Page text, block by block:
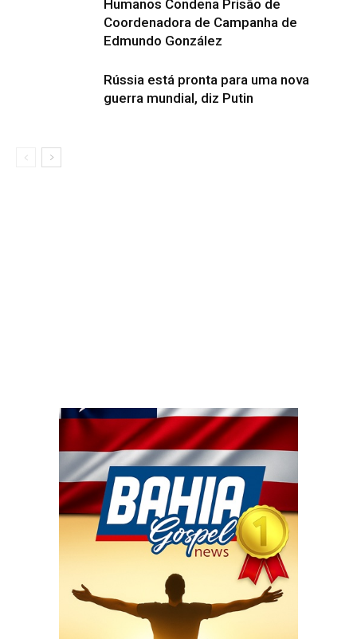
Humanos Condena Prisão de
Coordenadora de Campanha de
Edmundo González
Rússia está pronta para uma nova
guerra mundial, diz Putin